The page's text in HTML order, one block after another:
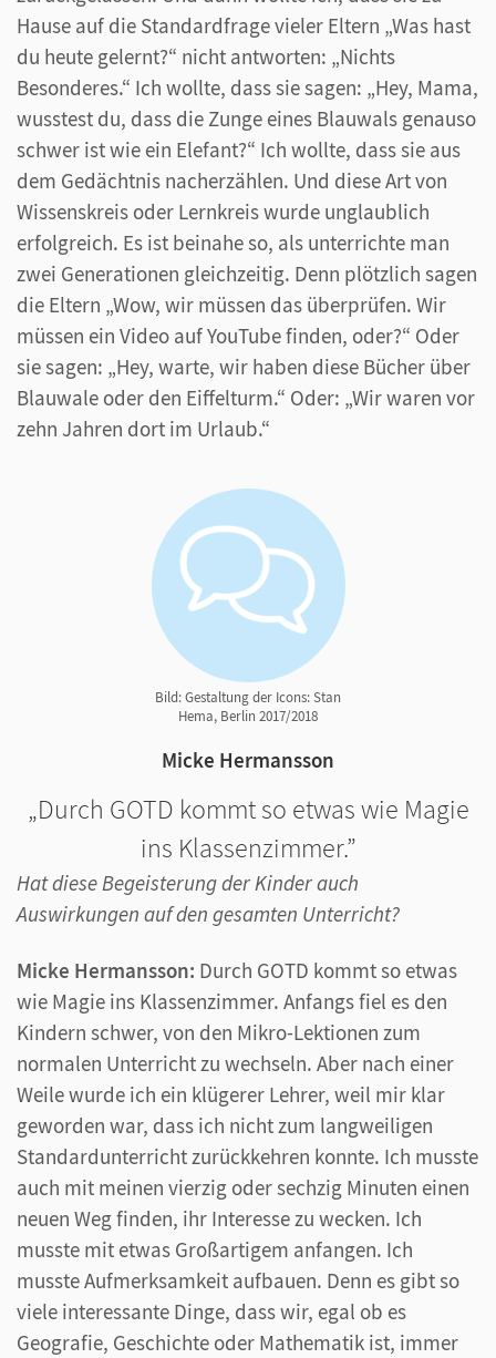
Hause auf die Standardfrage vieler Eltern „Was hast
du heute gelernt?“ nicht antworten: „Nichts
Besonderes.“ Ich wollte, dass sie sagen: „Hey, Mama,
wusstest du, dass die Zunge eines Blauwals genauso
schwer ist wie ein Elefant?“ Ich wollte, dass sie aus
dem Gedächtnis nacherzählen. Und diese Art von
Wissenskreis oder Lernkreis wurde unglaublich
erfolgreich. Es ist beinahe so, als unterrichte man
zwei Generationen gleichzeitig. Denn plötzlich sagen
die Eltern „Wow, wir müssen das überprüfen. Wir
müssen ein Video auf YouTube finden, oder?“ Oder
sie sagen: „Hey, warte, wir haben diese Bücher über
Blauwale oder den Eiffelturm.“ Oder: „Wir waren vor
zehn Jahren dort im Urlaub.“
Bild: Gestaltung der Icons: Stan
Hema, Berlin 2017/2018
Micke Hermansson
Durch GOTD kommt so etwas wie Magie
ins Klassenzimmer.
Hat diese Begeisterung der Kinder auch
Auswirkungen auf den gesamten Unterricht?
Micke Hermansson: Durch GOTD kommt so etwas
wie Magie ins Klassenzimmer. Anfangs fiel es den
Kindern schwer, von den Mikro-Lektionen zum
normalen Unterricht zu wechseln. Aber nach einer
Weile wurde ich ein klügerer Lehrer, weil mir klar
geworden war, dass ich nicht zum langweiligen
Standardunterricht zurückkehren konnte. Ich musste
auch mit meinen vierzig oder sechzig Minuten einen
neuen Weg finden, ihr Interesse zu wecken. Ich
musste mit etwas Großartigem anfangen. Ich
musste Aufmerksamkeit aufbauen. Denn es gibt so
viele interessante Dinge, dass wir, egal ob es
Geografie, Geschichte oder Mathematik ist, immer